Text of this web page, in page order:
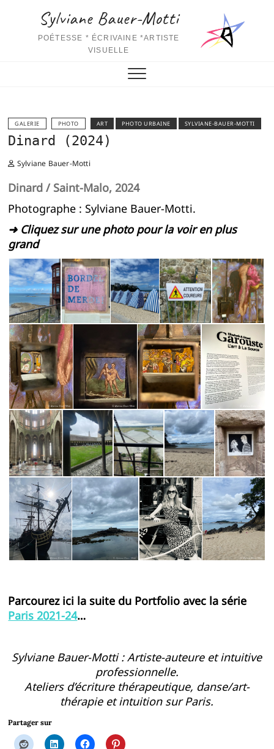
Sylviane Bauer-Motti
POÉTESSE * ÉCRIVAINE *ARTISTE
VISUELLE
GALERIE PHOTO ART PHOTO URBAINE SYLVIANE-BAUER-MOTTI
Dinard (2024)
Sylviane Bauer-Motti
Dinard / Saint-Malo, 2024
Photographe : Sylviane Bauer-Motti.
➜ Cliquez sur une photo pour la voir en plus
grand
Parcourez ici la suite du Portfolio avec la série
Paris 2021-24…
Sylviane Bauer-Motti : Artiste-auteure et intuitive
professionnelle.
Ateliers d’écriture thérapeutique, danse/art-
thérapie et intuition sur Paris.
Partager sur